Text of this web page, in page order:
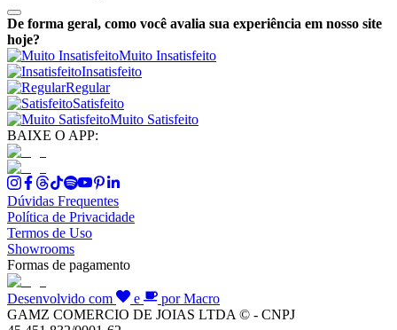
De forma geral, como você avalia sua experiência em nosso site
hoje?
Muito Insatisfeito
Insatisfeito
Regular
Satisfeito
Muito Satisfeito
BAIXE O APP:
Dúvidas Frequentes
Política de Privacidade
Termos de Uso
Showrooms
Formas de pagamento
Desenvolvido com e
por Macro
GAMZ COMERCIO DE JOIAS LTDA © - CNPJ